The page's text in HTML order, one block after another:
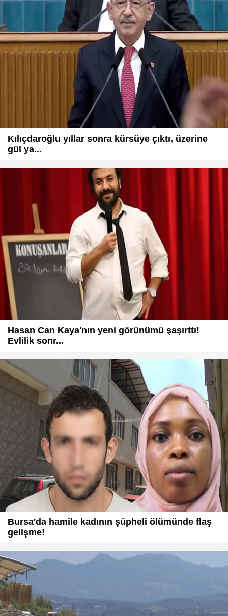
Kılıçdaroğlu yıllar sonra kürsüye çıktı, üzerine
gül ya...
Hasan Can Kaya'nın yeni görünümü şaşırttı!
Evlilik sonr...
Bursa'da hamile kadının şüpheli ölümünde flaş
gelişme!